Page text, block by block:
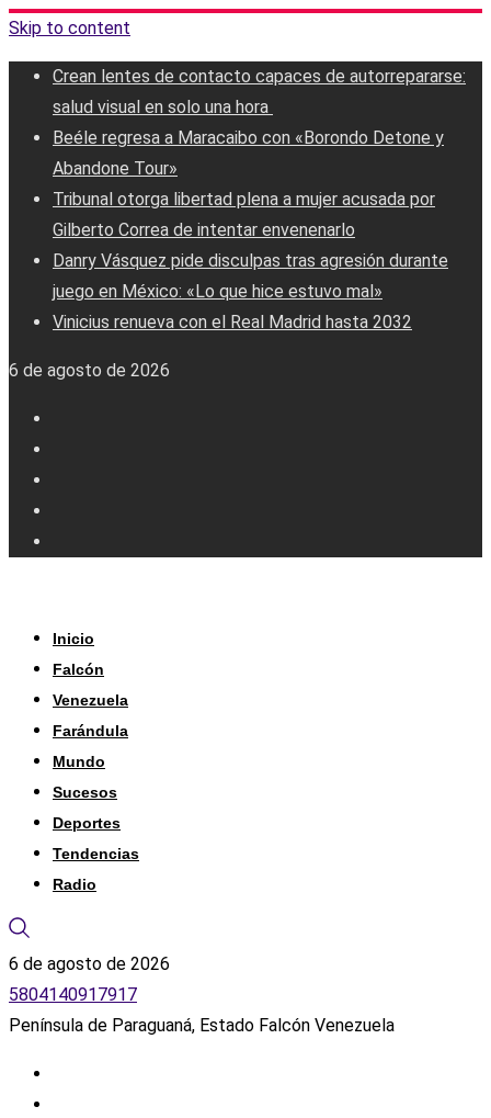
Skip to content
Crean lentes de contacto capaces de autorrepararse:
salud visual en solo una hora ‎
Beéle regresa a Maracaibo con «Borondo Detone y
Abandone Tour»
Tribunal otorga libertad plena a mujer acusada por
Gilberto Correa de intentar envenenarlo
Danry Vásquez pide disculpas tras agresión durante
juego en México: «Lo que hice estuvo mal»
Vinicius renueva con el Real Madrid hasta 2032
6 de agosto de 2026
Inicio
Falcón
Venezuela
Farándula
Mundo
Sucesos
Deportes
Tendencias
Radio
6 de agosto de 2026
5804140917917
Península de Paraguaná, Estado Falcón Venezuela